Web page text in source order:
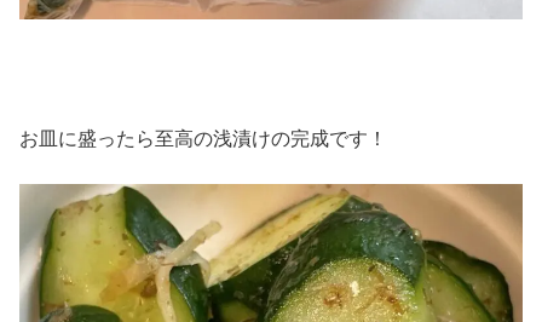
お皿に盛ったら至高の浅漬けの完成です！